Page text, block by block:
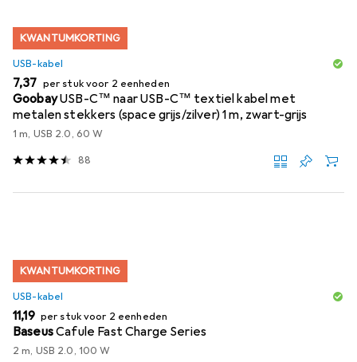
KWANTUMKORTING
USB-kabel
EUR
7,37 per stuk voor 2 eenheden
GoobayUSB-C™ naar USB-C™ textiel kabel met
metalen stekkers (space grijs/zilver) 1 m, zwart-grijs
1 m, USB 2.0, 60 W
88
KWANTUMKORTING
USB-kabel
EUR
11,19 per stuk voor 2 eenheden
BaseusCafule Fast Charge Series
2 m, USB 2.0, 100 W